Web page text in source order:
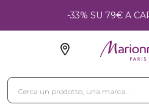
-33% SU 79€ A